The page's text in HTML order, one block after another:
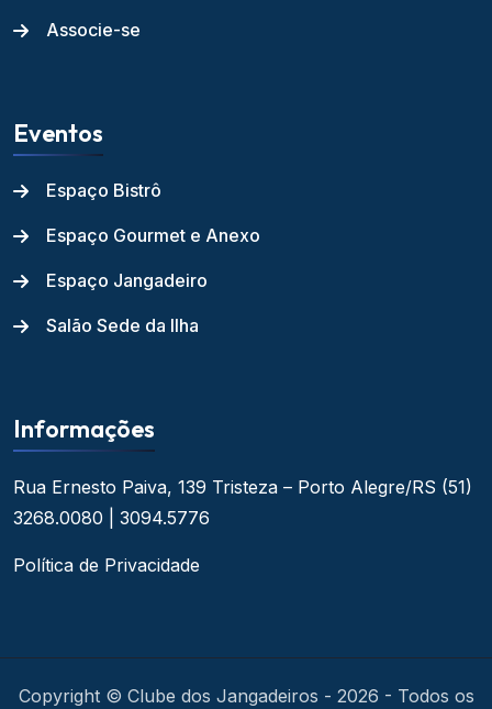
Associe-se
Eventos
Espaço Bistrô
Espaço Gourmet e Anexo
Espaço Jangadeiro
Salão Sede da Ilha
Informações
Rua Ernesto Paiva, 139 Tristeza – Porto Alegre/RS (51)
3268.0080 | 3094.5776
Política de Privacidade
Copyright © Clube dos Jangadeiros - 2026 - Todos os